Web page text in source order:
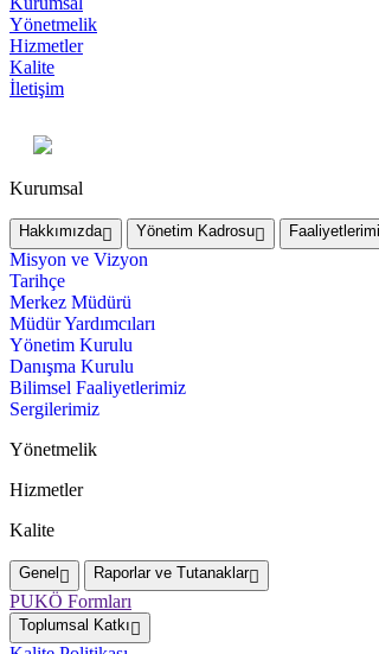
Yönetmelik
Hizmetler
Kalite
İletişim
Kurumsal
Hakkımızda Yönetim Kadrosu
Misyon ve Vizyon
Tarihçe
Merkez Müdürü
Müdür Yardımcıları
Yönetim Kurulu
Danışma Kurulu
Bilimsel Faaliyetlerimiz
Sergilerimiz
Yönetmelik
Hizmetler
Kalite
Genel Raporlar ve Tutanaklar
PUKÖ Formları
Toplumsal Katkı